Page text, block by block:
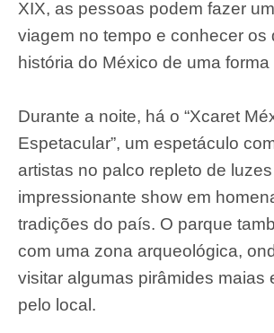
XIX, as pessoas podem fazer
viagem no tempo e conhecer os
história do México de uma forma
Durante a noite, há o “Xcaret
Espetacular”, um espetáculo
artistas no palco repleto de
impressionante show em
tradições do país. O parque
com uma zona arqueológica,
visitar algumas pirâmides maias
pelo local.